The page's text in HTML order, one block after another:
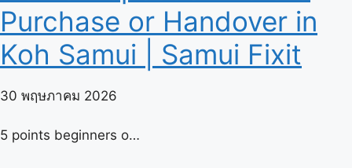
Purchase or Handover in
Koh Samui | Samui Fixit
30 พฤษภาคม 2026
5 points beginners o…